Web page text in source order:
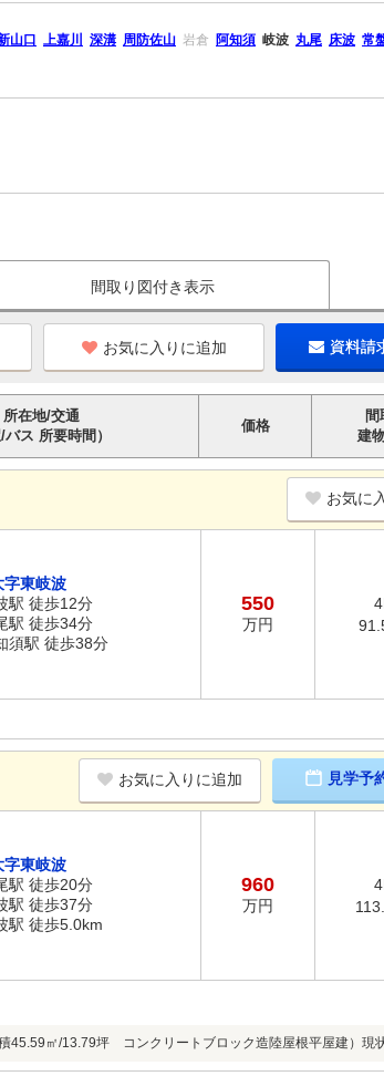
山口 上嘉川 深溝 周防佐山 岩倉 阿知須 岐波 丸尾 床波 常
間取り図付き表示
お気に入りに追加 資料請
所在地/交通
/バス 所要時間）
価格
間
建
お気に
字東岐波
駅 徒歩12分
駅 徒歩34分
須駅 徒歩38分
550
万円
お気に入りに追加 見学予
字東岐波
駅 徒歩20分
駅 徒歩37分
駅 徒歩5.0km
960
万円
45.59㎡/13.79坪 コンクリートブロック造陸屋根平屋建）現